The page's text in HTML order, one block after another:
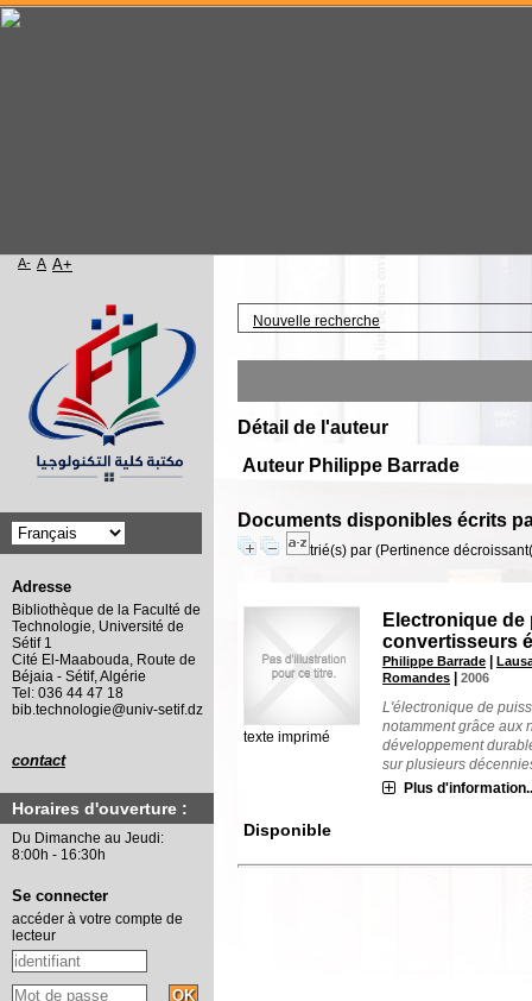
Nouvelle recherche
Détail de l'auteur
Auteur Philippe Barrade
Documents disponibles écrits
trié(s) par (Pertinence
texte imprimé
Electronique
convertisseurs
Philippe Barrade |
Romandes |2006
L'électronique de
notamment grâce aux
développement
sur plusieurs
Plus
Disponible
Accueil
A- A A+
Adresse
Bibliothèque de la Faculté de
Technologie, Université de
Sétif 1
Cité El-Maabouda, Route de
Béjaia - Sétif, Algérie
Tel: 036 44 47 18
bib.technologie@univ-setif.dz
contact
Horaires d'ouverture :
Du Dimanche au Jeudi:
8:00h - 16:30h
Se connecter
accéder à votre compte de
lecteur